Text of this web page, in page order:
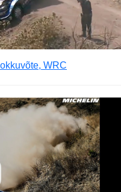
WRC